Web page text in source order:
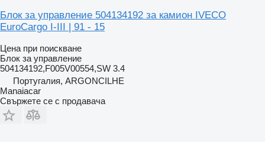
Блок за управление 504134192 за камион IVECO
EuroCargo I-III | 91 - 15
Цена при поискване
Блок за управление
504134192,F005V00554,SW 3.4
Португалия, ARGONCILHE
Manaiacar
Свържете се с продавача